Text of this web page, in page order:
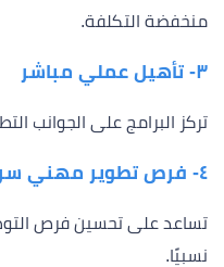
منخفضة التكلفة.
٣- تأهيل عملي مباشر
تركز البرامج على الجوانب
٤- فرص تطوير مهني سريع
تساعد على تحسين فرص
نسبيًا.